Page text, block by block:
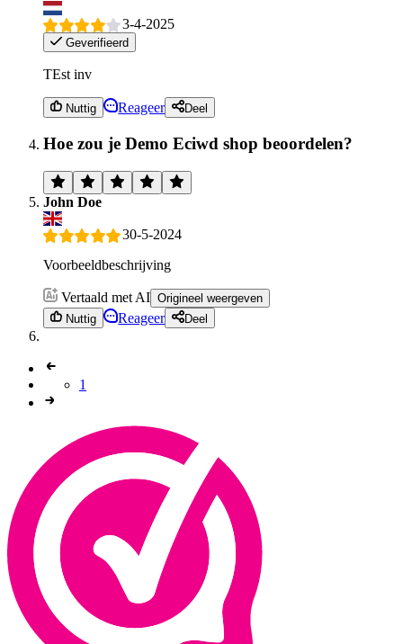
3-4-2025
Geverifieerd
TEst inv
Nuttig Reageer Deel
Hoe zou je Demo Eciwd shop beoordelen?
John Doe
30-5-2024
Voorbeeldbeschrijving
Vertaald met AI Origineel weergeven
Nuttig
Reageer Deel
1